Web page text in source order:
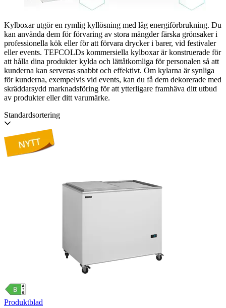
Kylboxar utgör en rymlig kyllösning med låg energiförbrukning. Du
kan använda dem för förvaring av stora mängder färska grönsaker i
professionella kök eller för att förvara drycker i barer, vid festivaler
eller events. TEFCOLDs kommersiella kylboxar är konstruerade för
att hålla dina produkter kylda och lättåtkomliga för personalen så att
kunderna kan serveras snabbt och effektivt. Om kylarna är synliga
för kunderna, exempelvis vid events, kan du få dem dekorerade med
skräddarsydd marknadsföring för att ytterligare framhäva ditt utbud
av produkter eller ditt varumärke.
Standardsortering
Produktblad